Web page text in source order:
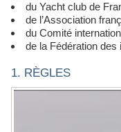
du Yacht club de
de l’Association
du Comité
de la Fédération
1. RÈGLES